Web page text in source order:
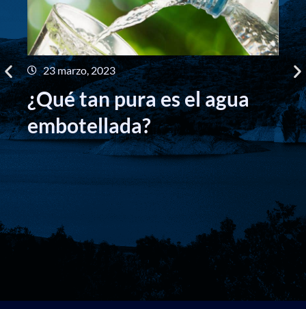
23 marzo, 2023
¿Qué tan pura es el agua
embotellada?